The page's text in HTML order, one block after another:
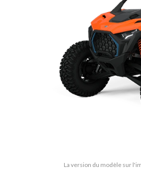
La version du modèle sur